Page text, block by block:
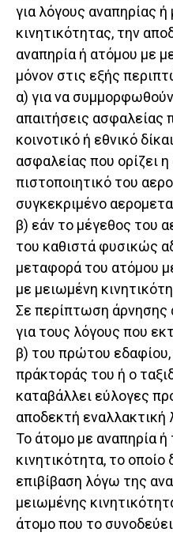
για λόγους αναπηρίας
κινητικότητας, την
αναπηρία ή ατόμου με
μόνον στις εξής
α) για να
απαιτήσεις ασφαλείας
κοινοτικό ή εθνικό
ασφαλείας που ορίζει
πιστοποιητικό του
συγκεκριμένο
β) εάν το μέγεθος του
του καθιστά φυσικώς
μεταφορά του ατόμου
με μειωμένη
Σε περίπτωση άρνησης
για τους λόγους που
β) του πρώτου
πράκτοράς του ή ο
καταβάλλει εύλογες
αποδεκτή
Το άτομο με αναπηρία
κινητικότητα, το
επιβίβαση λόγω της
μειωμένης
άτομο που το